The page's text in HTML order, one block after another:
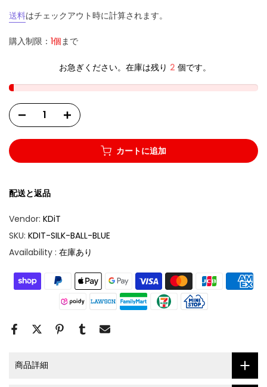
送料はチェックアウト時に計算されます。
購入制限： 1個まで
お急ぎください。在庫は残り 2 個です。
カートに追加
配送と返品
Vendor: KDiT
SKU: KDIT-SILK-BALL-BLUE
Availability : 在庫あり
商品詳細